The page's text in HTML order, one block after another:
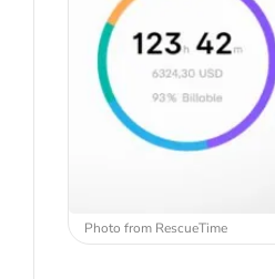
Photo from RescueTime